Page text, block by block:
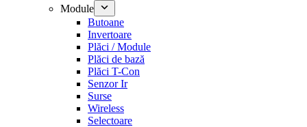
Module
Butoane
Invertoare
Plăci / Module
Plăci de bază
Plăci T-Con
Senzor Ir
Surse
Wireless
Selectoare